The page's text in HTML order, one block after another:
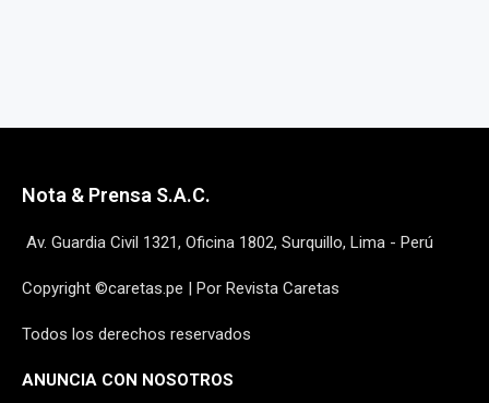
Nota & Prensa S.A.C.
Av. Guardia Civil 1321, Oficina 1802, Surquillo, Lima - Perú
Copyright ©caretas.pe | Por Revista Caretas
Todos los derechos reservados
ANUNCIA CON NOSOTROS